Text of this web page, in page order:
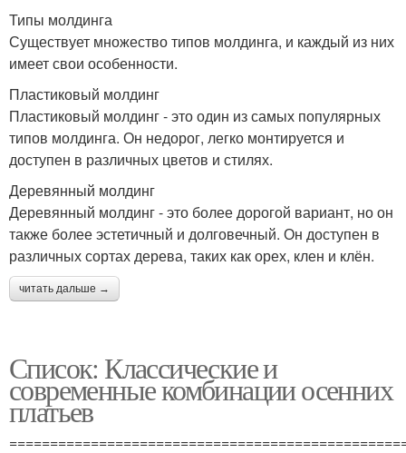
Типы молдинга
Существует множество типов молдинга, и каждый из них
имеет свои особенности.
Пластиковый молдинг
Пластиковый молдинг - это один из самых популярных
типов молдинга. Он недорог, легко монтируется и
доступен в различных цветов и стилях.
Деревянный молдинг
Деревянный молдинг - это более дорогой вариант, но он
также более эстетичный и долговечный. Он доступен в
различных сортах дерева, таких как орех, клен и клён.
читать дальше →
Список: Классические и
современные комбинации осенних
платьев